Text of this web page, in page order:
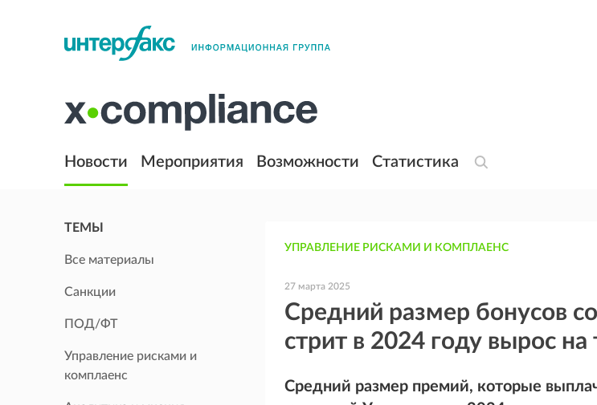
Новости Мероприятия Возможности Статистика
ТЕМЫ
Все материалы
Санкции
ПОД/ФТ
Управление рисками и
комплаенс
УПРАВЛЕНИЕ РИСКАМИ И КОМПЛАЕНС
27 марта 2025
Средний размер бонусов
стрит в 2024 году вырос на
Средний размер премий, которые